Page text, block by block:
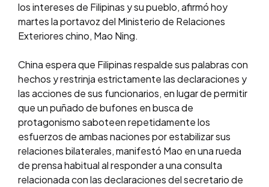
los intereses de Filipinas y su pueblo, afirmó hoy
martes la portavoz del Ministerio de Relaciones
Exteriores chino, Mao Ning.
China espera que Filipinas respalde sus palabras con
hechos y restrinja estrictamente las declaraciones y
las acciones de sus funcionarios, en lugar de permitir
que un puñado de bufones en busca de
protagonismo saboteen repetidamente los
esfuerzos de ambas naciones por estabilizar sus
relaciones bilaterales, manifestó Mao en una rueda
de prensa habitual al responder a una consulta
relacionada con las declaraciones del secretario de